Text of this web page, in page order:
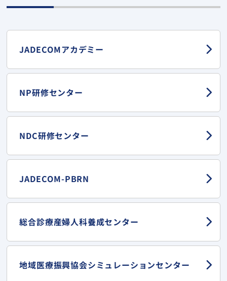
JADECOMアカデミー
NP研修センター
NDC研修センター
JADECOM-PBRN
総合診療産婦人科養成センター
地域医療振興協会シミュレーションセンター